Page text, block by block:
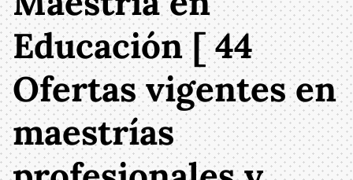
Educación [ 44
Ofertas vigentes en
maestrías